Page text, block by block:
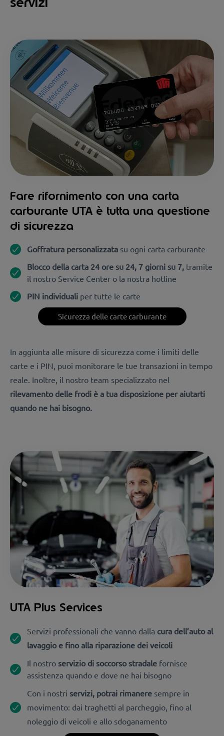
Fare rifornimento con una carta
carburante UTA è tutta una questione
di sicurezza
Goffratura personalizzata su ogni carta carburante
Blocco della carta 24 ore su 24, 7 giorni su 7, tramite
il nostro Service Center o la nostra hotline
PIN individuali per tutte le carte
Sicurezza delle carte carburante
In aggiunta alle misure di sicurezza come i limiti delle
carte e i PIN, puoi monitorare le tue transazioni in tempo
reale. Inoltre, il nostro team specializzato nel
rilevamento delle frodi è a tua disposizione per aiutarti
quando ne hai bisogno.
UTA Plus Services
Servizi professionali che vanno dalla cura dell’auto al
lavaggio e fino alla riparazione dei veicoli
Il nostro servizio di soccorso stradale fornisce
assistenza quando e dove ne hai bisogno
Con i nostri servizi, potrai rimanere sempre in
movimento: dai traghetti al parcheggio, fino al
noleggio di veicoli e allo sdoganamento